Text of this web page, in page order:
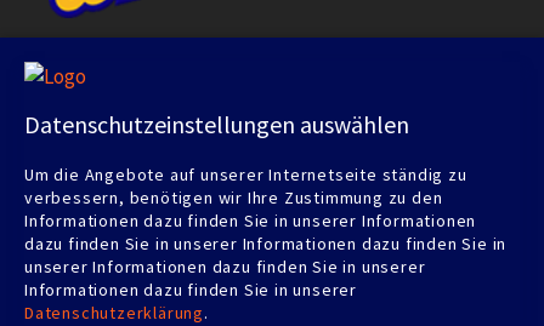
Albstraße 75
72116 Mössingen
Telefon:07473 5961
Telefax: 07473 924709
udowiech@gmail.com
Datenschutzeinstellungen auswählen
Um die Angebote auf unserer Internetseite ständig zu
verbessern, benötigen wir Ihre Zustimmung zu den
Informationen dazu finden Sie in unserer Informationen
dazu finden Sie in unserer Informationen dazu finden Sie in
unserer Informationen dazu finden Sie in unserer
Informationen dazu finden Sie in unserer
Datenschutzerklärung.